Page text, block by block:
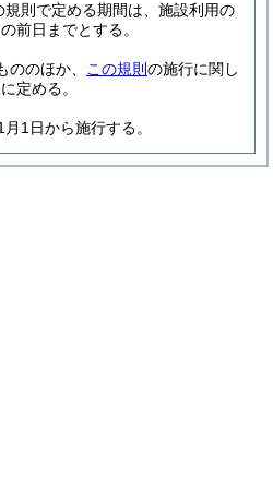
規則で定める期間は、施設利用の
前日までとする。
ののほか、 この規則 の施行に関し
定める。
1日から施行する。